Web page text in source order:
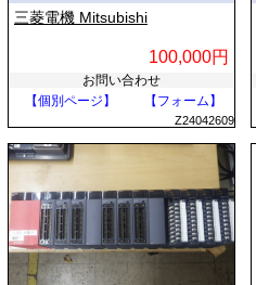
三菱電機 Mitsubishi
100,000円
お問い合わせ
【個別ページ】
【フォーム】
Z24042609